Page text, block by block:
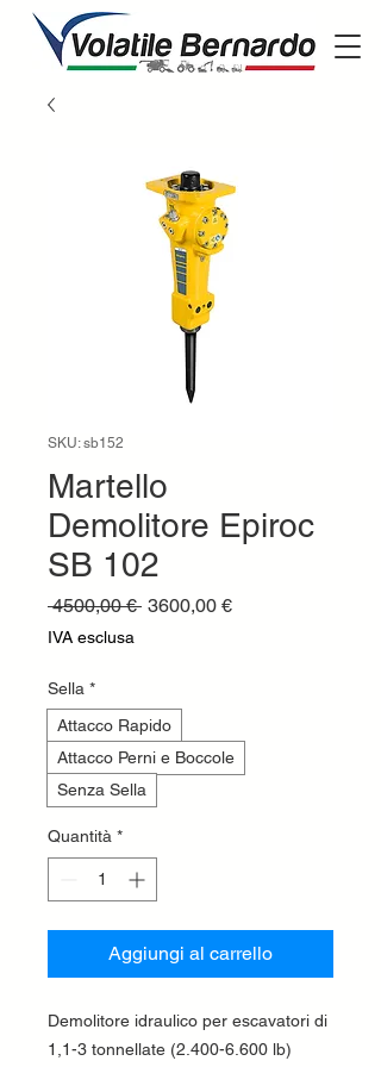
SKU: sb152
Martello
Demolitore Epiroc
SB 102
4500,00 € Prezzo
3600,00 €Prezzo
IVA esclusa
Sella *
Attacco Rapido
Attacco Perni e Boccole
Senza Sella
Quantità *
Aggiungi al carrello
Demolitore idraulico per escavatori di
1,1-3 tonnellate (2.400-6.600 lb)